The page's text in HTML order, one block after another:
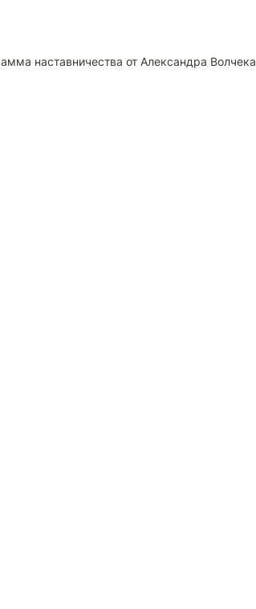
наставничества от Александра Волчека